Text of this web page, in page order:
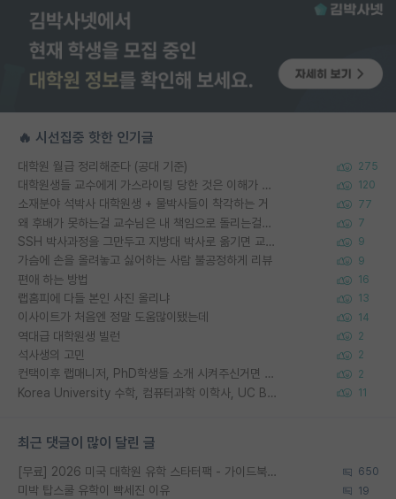
🔥 시선집중 핫한 인기글
대학원 월급 정리해준다 (공대 기준) 275
대학원생들 교수에게 가스라이팅 당한 것은 이해가 갑니다. 안타깝네요. 120
소재분야 석박사 대학원생 + 물박사들이 착각하는 거 77
왜 후배가 못하는걸 교수님은 내 책임으로 돌리는걸까요? 7
SSH 박사과정을 그만두고 지방대 박사로 옮기면 교수의 꿈은 끝일까요? 9
가슴에 손을 올려놓고 싫어하는 사람 불공정하게 리뷰 9
편애 하는 방법 16
랩홈피에 다들 본인 사진 올리냐 13
이사이트가 처음엔 정말 도움많이됐는데 14
역대급 대학원생 빌런 2
석사생의 고민 2
컨택이후 랩매니저, PhD학생들 소개 시켜주신거면 거의 컨펌에 가깝나요? 2
Korea University 수학, 컴퓨터과학 이학사, UC Berkeley 산업공학 대학원 공학박사가 되는 것은 쉽지 않겠죠? 11
최근 댓글이 많이 달린 글
[무료] 2026 미국 대학원 유학 스타터팩 - 가이드북 & 합격자 컨택메일 템플릿 650
미박 탑스쿨 유학이 빡세진 이유 19